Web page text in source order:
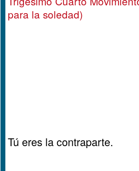
para la soledad)
Tú eres la contraparte.